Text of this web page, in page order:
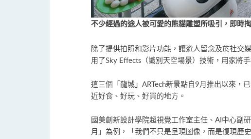
不少經過的途人被可愛的熊貓雕塑所吸引，即時
除了提供拍照和影片功能，讓遊人留念及於社交
用了Sky Effects（識別天空場景）技術，用家將
這三個「龍城」ARTech新景點自9月推出以來，
近好食、好玩、好買的地方。
國美創新設計學院超視覺工作室主任、AI中心副
月」為例，「我們不只是呈現圖像，而是復現歷